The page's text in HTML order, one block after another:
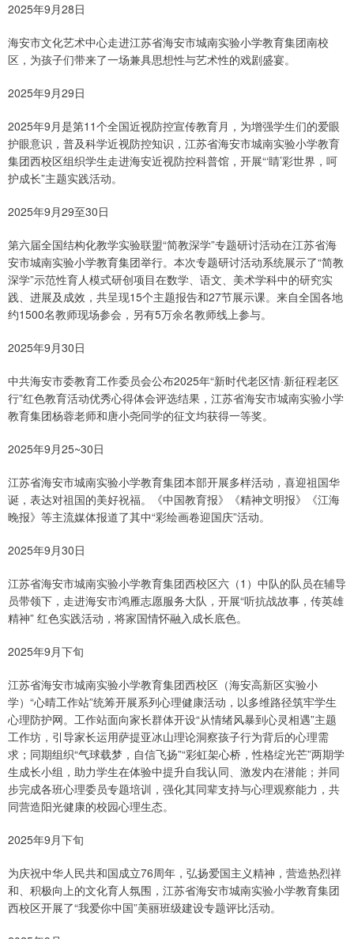
2025年9月28日
海安市文化艺术中心走进江苏省海安市城南实验小学教育集团南校
区，为孩子们带来了一场兼具思想性与艺术性的戏剧盛宴。
2025年9月29日
2025年9月是第11个全国近视防控宣传教育月，为增强学生们的爱眼
护眼意识，普及科学近视防控知识，江苏省海安市城南实验小学教育
集团西校区组织学生走进海安近视防控科普馆，开展“‘睛’彩世界，呵
护成长”主题实践活动。
2025年9月29至30日
第六届全国结构化教学实验联盟“简教深学”专题研讨活动在江苏省海
安市城南实验小学教育集团举行。本次专题研讨活动系统展示了“简教
深学”示范性育人模式研创项目在数学、语文、美术学科中的研究实
践、进展及成效，共呈现15个主题报告和27节展示课。来自全国各地
约1500名教师现场参会，另有5万余名教师线上参与。
2025年9月30日
中共海安市委教育工作委员会公布2025年“新时代老区情·新征程老区
行”红色教育活动优秀心得体会评选结果，江苏省海安市城南实验小学
教育集团杨蓉老师和唐小尧同学的征文均获得一等奖。
2025年9月25~30日
江苏省海安市城南实验小学教育集团本部开展多样活动，喜迎祖国华
诞，表达对祖国的美好祝福。《中国教育报》《精神文明报》《江海
晚报》等主流媒体报道了其中“彩绘画卷迎国庆”活动。
2025年9月30日
江苏省海安市城南实验小学教育集团西校区六（1）中队的队员在辅导
员带领下，走进海安市鸿雁志愿服务大队，开展“听抗战故事，传英雄
精神” 红色实践活动，将家国情怀融入成长底色。
2025年9月下旬
江苏省海安市城南实验小学教育集团西校区（海安高新区实验小
学）“心晴工作站”统筹开展系列心理健康活动，以多维路径筑牢学生
心理防护网。工作站面向家长群体开设“从情绪风暴到心灵相遇”主题
工作坊，引导家长运用萨提亚冰山理论洞察孩子行为背后的心理需
求；同期组织“气球载梦，自信飞扬”“彩虹架心桥，性格绽光芒”两期学
生成长小组，助力学生在体验中提升自我认同、激发内在潜能；并同
步完成各班心理委员专题培训，强化其同辈支持与心理观察能力，共
同营造阳光健康的校园心理生态。
2025年9月下旬
为庆祝中华人民共和国成立76周年，弘扬爱国主义精神，营造热烈祥
和、积极向上的文化育人氛围，江苏省海安市城南实验小学教育集团
西校区开展了“我爱你中国”美丽班级建设专题评比活动。